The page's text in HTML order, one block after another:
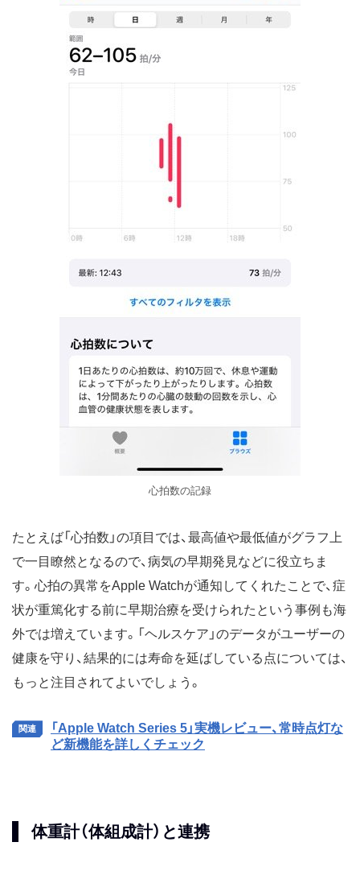
心拍数の記録
たとえば「心拍数」の項目では、最高値や最低値がグラフ上
で一目瞭然となるので、病気の早期発見などに役立ちま
す。心拍の異常をApple Watchが通知してくれたことで、症
状が重篤化する前に早期治療を受けられたという事例も海
外では増えています。「ヘルスケア」のデータがユーザーの
健康を守り、結果的には寿命を延ばしている点については、
もっと注目されてよいでしょう。
「Apple Watch Series 5」実機レビュー、常時点灯な
ど新機能を詳しくチェック
体重計（体組成計）と連携